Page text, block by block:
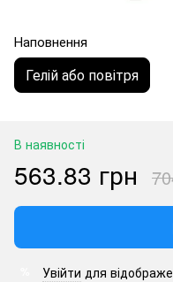
Наповнення
Гелій або повітря
В наявності
563.83 грн
Увійти для